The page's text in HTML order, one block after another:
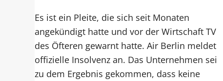
Es ist ein Pleite, die sich seit Monaten
angekündigt hatte und vor der Wirtschaft TV
des Öfteren gewarnt hatte. Air Berlin meldet
offizielle Insolvenz an. Das Unternehmen sei
zu dem Ergebnis gekommen, dass keine